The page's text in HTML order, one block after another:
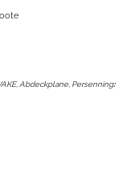
Abdeckplane, Persenning: